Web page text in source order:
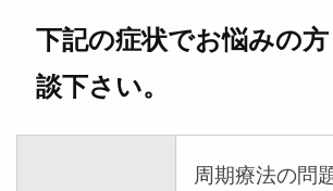
下記の症状でお悩みの
談下さい。
周期療法の問